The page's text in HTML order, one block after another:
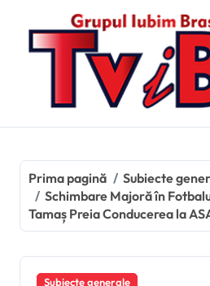
conținut
Prima pagină
Subiecte
Schimbare Majoră în
Tamaș Preia Conducerea la
Subiecte generale